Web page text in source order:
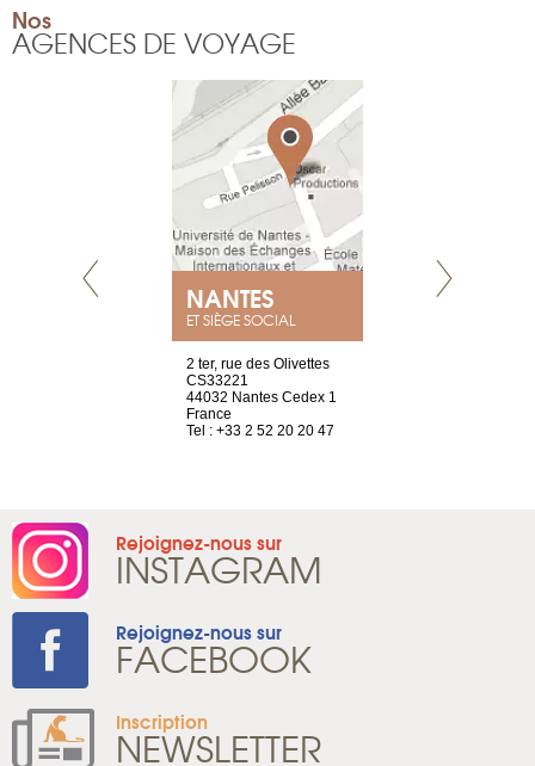
Nos
AGENCES DE VOYAGE
NANTES
ET SIÈGE SOCIAL
2 ter, rue des Olivettes
CS33221
44032 Nantes Cedex 1
France
Tel : +33 2 52 20 20 47
Rejoignez-nous sur
INSTAGRAM
Rejoignez-nous sur
FACEBOOK
Inscription
NEWSLETTER